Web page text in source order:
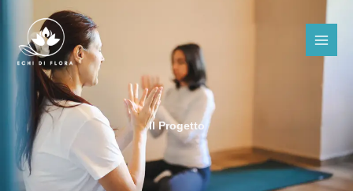
contenuto
Il Progetto